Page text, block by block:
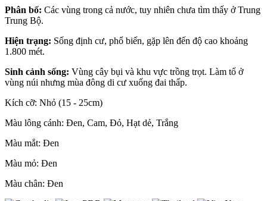
Phân bố: Các vùng trong cả nước, tuy nhiên chưa tìm thấy ở Trung
Trung Bộ.
Hiện trạng: Sống định cư, phổ biến, gặp lên đến độ cao khoảng
1.800 mét.
Sinh cảnh sống: Vùng cây bụi và khu vực trồng trọt. Làm tổ ở
vùng núi nhưng mùa đông di cư xuống đai thấp.
Kích cỡ: Nhỏ (15 - 25cm)
Màu lông cánh: Đen, Cam, Đỏ, Hạt dẻ, Trắng
Màu mắt: Đen
Màu mỏ: Đen
Màu chân: Đen